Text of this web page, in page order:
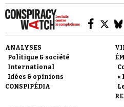
Faire un
ANALYSES
Politique & société
International
Idées & opinions
CONSPIPÉDIA
«